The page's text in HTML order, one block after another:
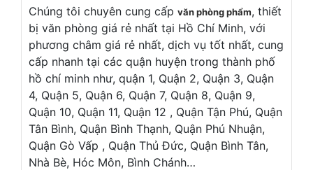
Chúng tôi chuyên cung cấp văn phòng phẩm, thiết
bị văn phòng giá rẻ nhất tại Hồ Chí Minh, với
phương châm giá rẻ nhất, dịch vụ tốt nhất, cung
cấp nhanh tại các quận huyện trong thành phố
hồ chí minh như, quận 1, Quận 2, Quận 3, Quận
4, Quận 5, Quận 6, Quận 7, Quận 8, Quận 9,
Quận 10, Quận 11, Quận 12 , Quận Tận Phú, Quận
Tân Bình, Quận Bình Thạnh, Quận Phú Nhuận,
Quận Gò Vấp , Quận Thủ Đức, Quận Bình Tân,
Nhà Bè, Hóc Môn, Bình Chánh…